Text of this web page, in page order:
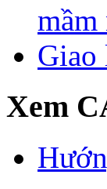
mầm
Giao
Xem